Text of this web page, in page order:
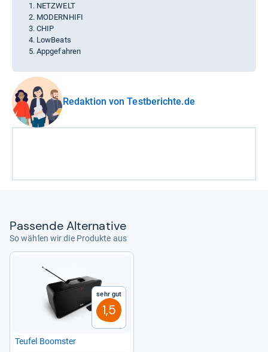
NETZWELT
MODERNHIFI
CHIP
LowBeats
Appgefahren
Redaktion von Testberichte.de
Pas­sende Alter­na­tive
So wählen wir die Produkte aus
Sehr gut
1,5
Teu­fel Booms­ter